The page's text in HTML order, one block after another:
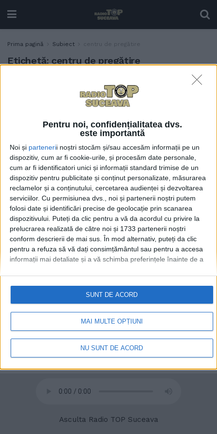
Pentru noi, confidențialitatea dvs.
este importantă
Noi și partenerii noștri stocăm și/sau accesăm informații pe un
dispozitiv, cum ar fi cookie-urile, și procesăm date personale,
cum ar fi identificatori unici și informații standard trimise de un
dispozitiv pentru publicitate și conținut personalizate, măsurarea
reclamelor și a conținutului, cercetarea audienței și dezvoltarea
serviciilor. Cu permisiunea dvs., noi și partenerii noștri putem
folosi date și identificări precise de geolocație prin scanarea
dispozitivului. Puteți da clic pentru a vă da acordul cu privire la
prelucrarea realizată de către noi și 1733 partenerii noștri
conform descrierii de mai sus. În mod alternativ, puteți da clic
pentru a refuza să vă dați consimțământul sau pentru a accesa
informații mai detaliate și a vă schimba preferințele înainte de a
retrageți consimțământul în orice moment, revenind la acest site
și făcând clic pe butonul "Confidențialitate" din partea de jos a
paginii web.
MAI MULTE OPȚIUNI
NU SUNT DE ACORD
SUNT DE ACORD
Prima pagină Subiect centru de pregătire
Etichetă: centru de pregătire
Inagurarea centrului de
pregătire pentru situații de
urgență de la Siret:
șeful DSU, Raed Arafat,
întîmpinați de fete
îmbrăcate în costume
populare, care i-au invitat
să rupă cîte o bucată din
colacul purtat pe un ștergar
(Foto)
14 MARTIE, 2023
Radio TOP Suceava 104 FM
Asculta Radio TOP Suceava